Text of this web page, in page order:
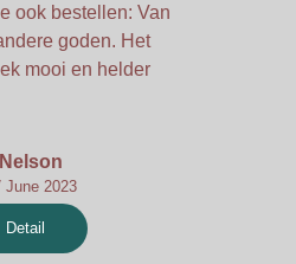
ook bestellen: Van
goden. Het
mooi en helder
Nelson
June 2023
Detail